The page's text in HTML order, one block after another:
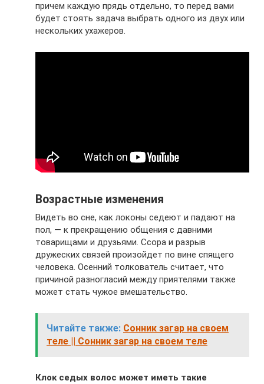
причем каждую прядь отдельно, то перед вами
будет стоять задача выбрать одного из двух или
нескольких ухажеров.
Возрастные изменения
Видеть во сне, как локоны седеют и падают на
пол, — к прекращению общения с давними
товарищами и друзьями. Ссора и разрыв
дружеских связей произойдет по вине спящего
человека. Осенний толкователь считает, что
причиной разногласий между приятелями также
может стать чужое вмешательство.
Читайте также: Сонник загар на своем
теле || Сонник загар на своем теле
Клок седых волос может иметь такие